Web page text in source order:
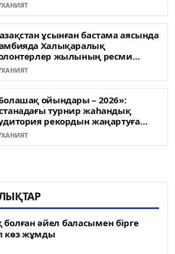
ұсынған бастама аясында
Халықаралық
жылының ресми
өтті
ойындары – 2026»:
турнир жаһандық
рекордын жаңартуға
әйел баласымен бірге
көз жұмды